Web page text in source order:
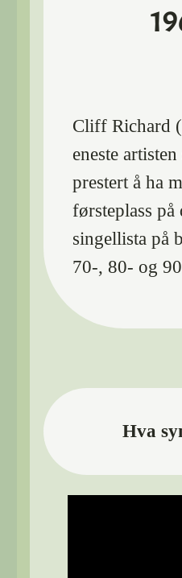
Cliff Richard
eneste
prestert å ha
førsteplass
singellista på
70-, 80- og
Hva